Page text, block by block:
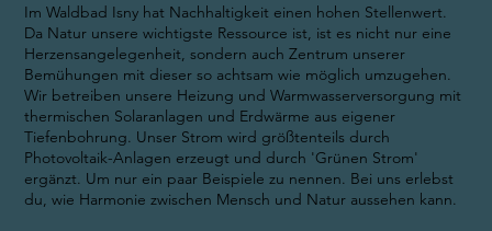
Im Waldbad Isny hat Nachhaltigkeit einen hohen Stellenwert.
Da Natur unsere wichtigste Ressource ist, ist es nicht nur eine
Herzensangelegenheit, sondern auch Zentrum unserer
Bemühungen mit dieser so achtsam wie möglich umzugehen.
Wir betreiben unsere Heizung und Warmwasserversorgung mit
thermischen Solaranlagen und Erdwärme aus eigener
Tiefenbohrung. Unser Strom wird größtenteils durch
Photovoltaik-Anlagen erzeugt und durch 'Grünen Strom'
ergänzt. Um nur ein paar Beispiele zu nennen. Bei uns erlebst
du, wie Harmonie zwischen Mensch und Natur aussehen kann.